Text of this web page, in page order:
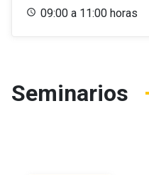
09:00 a 11:00 horas
Seminarios